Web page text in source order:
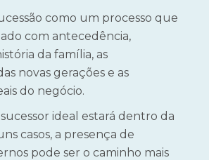
como um processo que
com antecedência,
da família, as
novas gerações e as
do negócio.
ideal estará dentro da
casos, a presença de
pode ser o caminho mais